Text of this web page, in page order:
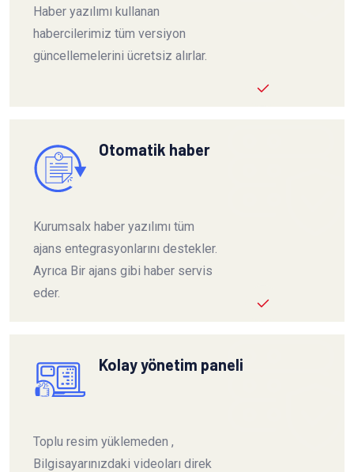
Haber yazılımı kullanan
habercilerimiz tüm versiyon
güncellemelerini ücretsiz alırlar.
Otomatik haber
Kurumsalx haber yazılımı tüm
ajans entegrasyonlarını destekler.
Ayrıca Bir ajans gibi haber servis
eder.
Kolay yönetim paneli
Toplu resim yüklemeden ,
Bilgisayarınızdaki videoları direk